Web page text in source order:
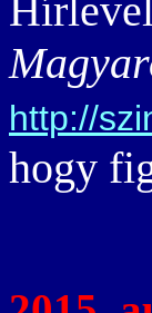
http://
hogy